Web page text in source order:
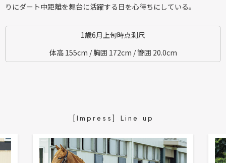
りにダート中距離を舞台に活躍する日を心待ちにしている。
1歳6月上旬時点測尺
体高 155cm / 胸囲 172cm / 管囲 20.0cm
[Impress] Line up